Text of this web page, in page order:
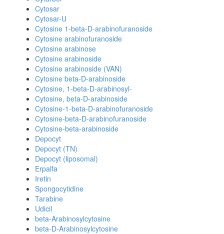
Cytosar
Cytosar-U
Cytosine 1-beta-D-arabinofuranoside
Cytosine arabinofuranoside
Cytosine arabinose
Cytosine arabinoside
Cytosine arabinoside (VAN)
Cytosine beta-D-arabinoside
Cytosine, 1-beta-D-arabinosyl-
Cytosine, beta-D-arabinoside
Cytosine-1-beta-D-arabinofuranoside
Cytosine-beta-D-arabinofuranoside
Cytosine-beta-arabinoside
Depocyt
Depocyt (TN)
Depocyt (liposomal)
Erpalfa
Iretin
Spongocytidine
Tarabine
Udicil
beta-Arabinosylcytosine
beta-D-Arabinosylcytosine